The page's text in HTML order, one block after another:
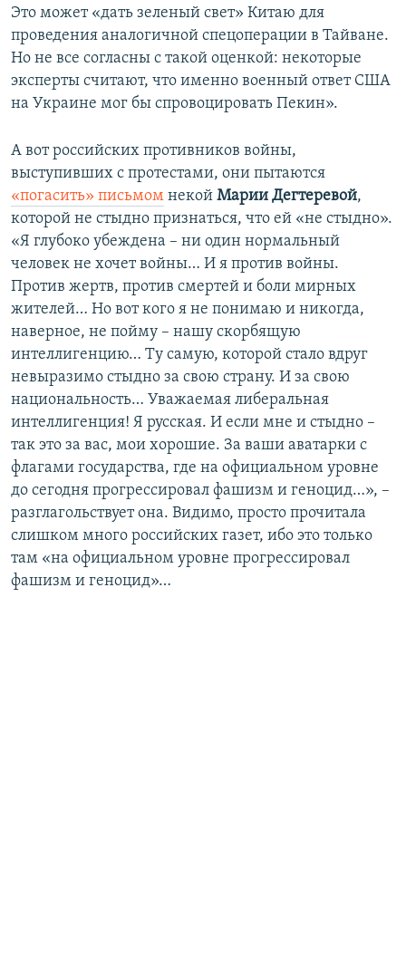
Это может «дать зеленый свет» Китаю для
проведения аналогичной спецоперации в Тайване.
Но не все согласны с такой оценкой: некоторые
эксперты считают, что именно военный ответ США
на Украине мог бы спровоцировать Пекин».
А вот российских противников войны,
выступивших с протестами, они пытаются
«погасить» письмом некой Марии Дегтеревой,
которой не стыдно признаться, что ей «не стыдно».
«Я глубоко убеждена – ни один нормальный
человек не хочет войны… И я против войны.
Против жертв, против смертей и боли мирных
жителей… Но вот кого я не понимаю и никогда,
наверное, не пойму – нашу скорбящую
интеллигенцию… Ту самую, которой стало вдруг
невыразимо стыдно за свою страну. И за свою
национальность… Уважаемая либеральная
интеллигенция! Я русская. И если мне и стыдно –
так это за вас, мои хорошие. За ваши аватарки с
флагами государства, где на официальном уровне
до сегодня прогрессировал фашизм и геноцид…», –
разглагольствует она. Видимо, просто прочитала
слишком много российских газет, ибо это только
там «на официальном уровне прогрессировал
фашизм и геноцид»…